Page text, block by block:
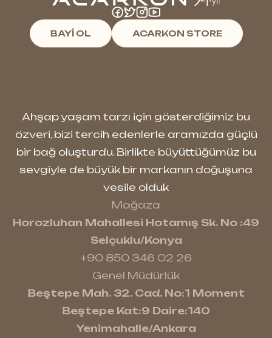
BAYİ OL ACARKON STORE
Ahşap yaşam tarzı için gösterdiğimiz bu
özveri, bizi tercih edenlerle aramızda güçlü
bir bağ oluşturdu. Birlikte büyüttüğümüz bu
sevgiyle de büyük bir markanın doğuşuna
vesile olduk
Mağaza
Horozluhan Mahallesi Hotamış Sk. No :49
Selçuklu/Konya
+90 850 346 02 26
Genel Müdürlük
Beştepe Mah. 32. Cad. No:1 Moment
Beştepe Kat:9 Daire:140
Yenimahalle/Ankara